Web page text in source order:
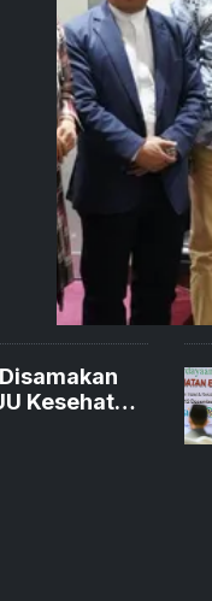
Kesehatan